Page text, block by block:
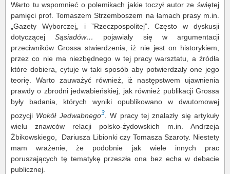
Warto tu wspomnieć o polemikach jakie toczył autor ze świętej
pamięci prof. Tomaszem Strzemboszem na łamach prasy m.in.
„Gazety Wyborczej„ i ”Rzeczpospolitej”. Często w dyskusji
dotyczącejSąsiadów…
pojawiały się w argumentacji
przeciwników Grossa stwierdzenia, iż nie jest on historykiem,
przez co nie ma niezbędnego w tej pracy warsztatu, a źródła
które dobiera, cytuje w taki sposób aby potwierdzały one jego
teorię. Warto zauważyć również, iż następstwem ujawnienia
prawdy o zbrodni jedwabieńskiej, jak również publikacji Grossa
były badania, których wyniki opublikowano w dwutomowej
pozycji Wokół Jedwabnego3 .W pracy tej znalazły się artykuły
wielu znawców relacji polsko-żydowskich m.in. Andrzeja
Żbikowskiego, Dariusza Libionki czy Tomasza Szaroty. Niestety
mam wrażenie, że podobnie jak wiele innych prac
poruszających tę tematykę przeszła ona bez echa w debacie
publicznej.